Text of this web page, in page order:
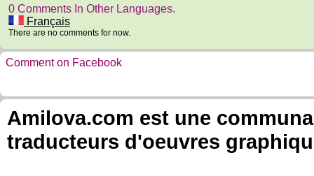
0 Comments In Other Languages.
Français
There are no comments for now.
Comment on Facebook
Amilova.com est une
traducteurs d'oeuvres